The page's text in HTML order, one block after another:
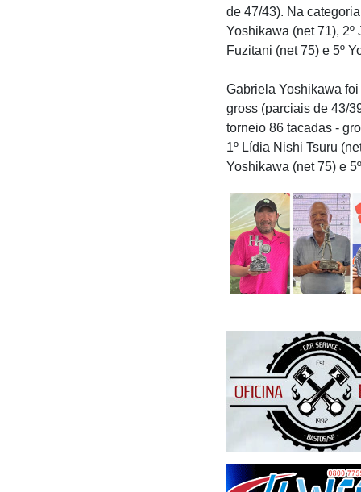
de 47/43). Na
Yoshikawa (net 71), 2º
Fuzitani (net 75) e 5º
Gabriela Yoshikawa
gross (parciais de 43/
torneio 86 tacadas -
1º Lídia Nishi Tsuru
Yoshikawa (net 75) e